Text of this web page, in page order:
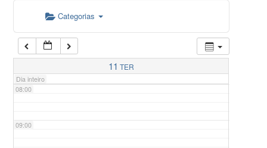
Categorias
11 TER
Dia inteiro
07:00
08:00
09:00